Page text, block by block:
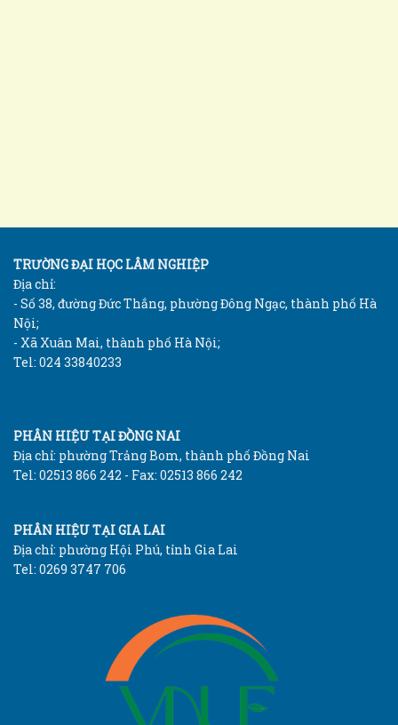
TRƯỜNG ĐẠI HỌC LÂM NGHIỆP
Địa chỉ:
- Số 38, đường Đức Thắng, phường Đông Ngạc, thành phố Hà
Nội;
- Xã Xuân Mai, thành phố Hà Nội;
Tel: 024 33840233
PHÂN HIỆU TẠI ĐỒNG NAI
Địa chỉ: phường Trảng Bom, thành phố Đồng Nai
Tel: 02513 866 242 - Fax: 02513 866 242
PHÂN HIỆU TẠI GIA LAI
Địa chỉ: phường Hội Phú, tỉnh Gia Lai
Tel: 0269 3747 706